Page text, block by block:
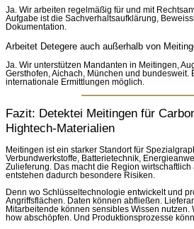
Ja. Wir arbeiten regelmäßig für und mit
Aufgabe ist die Sachverhaltsaufklärung,
Dokumentation.
Arbeitet Detegere auch außerhalb von
Ja. Wir unterstützen Mandanten in Meitingen,
Gersthofen, Aichach, München und bundesweit.
internationale Ermittlungen möglich.
Fazit: Detektei Meitingen für
Hightech-Materialien
Meitingen ist ein starker Standort für
Verbundwerkstoffe, Batterietechnik,
Zulieferung. Das macht die Region wirtschaftlich
entstehen dadurch besondere Risiken.
Denn wo Schlüsseltechnologie entwickelt und
Angriffsflächen. Daten können abfließen.
Mitarbeitende können sensibles Wissen nutzen.
how abschöpfen. Und Produktionsprozesse